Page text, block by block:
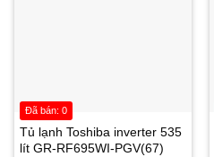
Tủ lạnh Toshiba inverter 535
lít GR-RF695WI-PGV(67)
Đã bán: 0